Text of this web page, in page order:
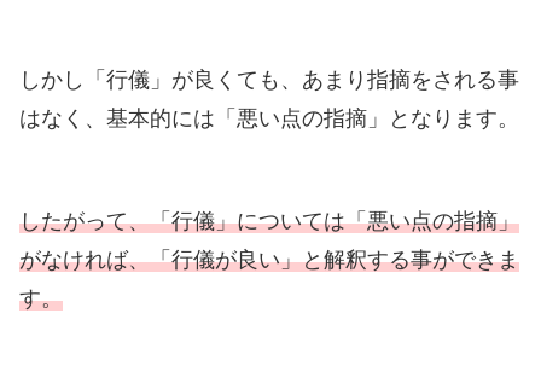
しかし「行儀」が良くても、あまり指摘をされる事
はなく、基本的には「悪い点の指摘」となります。
したがって、「行儀」については「悪い点の指摘」
がなければ、「行儀が良い」と解釈する事ができま
す。